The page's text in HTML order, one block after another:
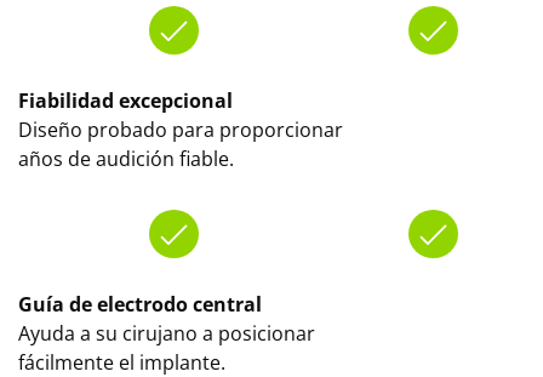
Fiabilidad excepcional
Diseño probado para proporcionar
años de audición fiable.
Guía de electrodo central
Ayuda a su cirujano a posicionar
fácilmente el implante.